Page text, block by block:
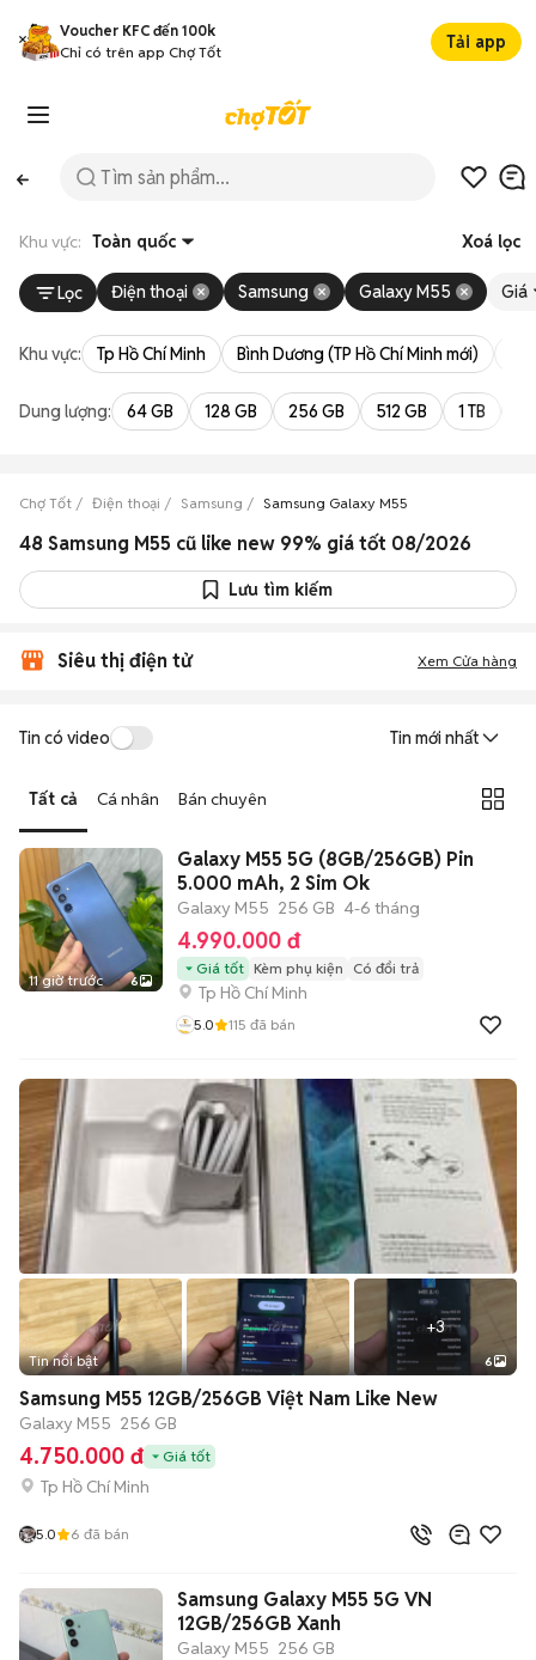
Voucher KFC đến 100k
Chỉ có trên app Chợ Tốt
Tải app
Khu vực: Toàn quốc Xoá lọc
Lọc Điện thoại Samsung Galaxy M55 Giá
Khu vực: Tp Hồ Chí Minh Bình Dương (TP Hồ Chí Minh mới)
Dung lượng: 64 GB 128 GB 256 GB 512 GB 1 TB
Chợ Tốt Điện thoại Samsung Samsung Galaxy M55
48 Samsung M55 cũ like new 99% giá tốt 08/2026
Lưu tìm kiếm
Siêu thị điện tử Xem Cửa hàng
Tin có video Tin mới nhất
Tất cả Cá nhân Bán chuyên
11 giờ trước 6
Galaxy M55 5G (8GB/256GB) Pin
5.000 mAh, 2 Sim Ok
Galaxy M55 256 GB 4-6 tháng
4.990.000 đ
Giá tốt Kèm phụ kiện Có đổi trả
Tp Hồ Chí Minh
5.0 115 đã bán
+3
Tin nổi bật 6
Samsung M55 12GB/256GB Việt Nam Like New
Galaxy M55 256 GB
4.750.000 đ Giá tốt
Tp Hồ Chí Minh
5.0 6 đã bán
Samsung Galaxy M55 5G VN
12GB/256GB Xanh
Galaxy M55 256 GB